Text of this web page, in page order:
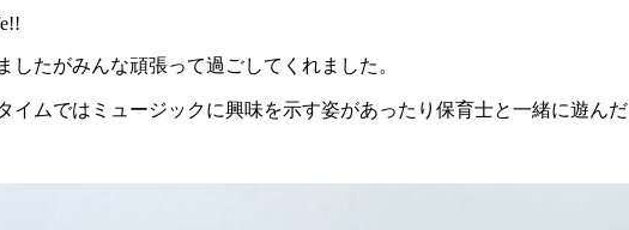
たがみんな頑張って過ごしてくれました。
イムではミュージックに興味を示す姿があったり保育士と一緒に遊ん